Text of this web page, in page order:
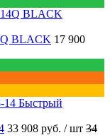
BLACK 17 900
Быстрый
33 908 руб. / шт 34